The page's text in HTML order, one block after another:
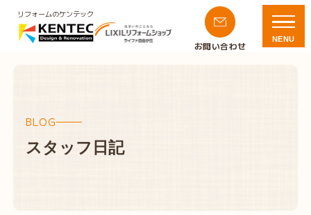
リフォームのケンテック
お問い合わせ
NENU
BLOG
スタッフ日記